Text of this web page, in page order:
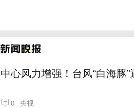
中心风力增强！台风“白海豚
0 央视